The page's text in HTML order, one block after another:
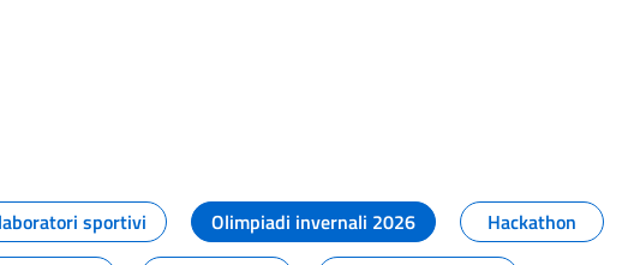
sportsportivi Olimpiadi invernali 2026
Hackathon